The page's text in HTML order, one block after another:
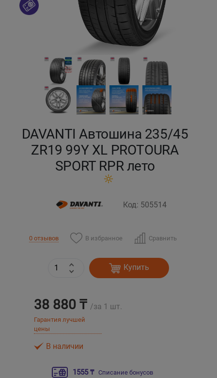
DAVANTI Автошина 235/45
ZR19 99Y XL PROTOURA
SPORT RPR лето
Код: 505514
0 отзывов В избранное Сравнить
Купить
38 880 ₸ /за 1 шт.
Гарантия лучшей
цены
В наличии
1555 ₸ Списание бонусов
Кокшетау
Кызылорда
Павлодар
Петропавловск
Семей
Талдыкорган
Уральск
Усть-Каменогорск